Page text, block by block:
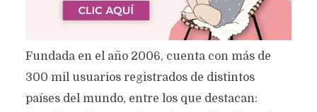
Fundada en el año 2006, cuenta con más de
300 mil usuarios registrados de distintos
países del mundo, entre los que destacan: